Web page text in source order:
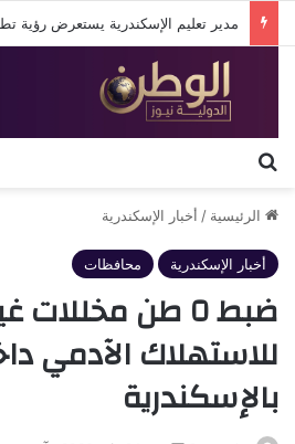
الرئيسية / أخبار الإسكندرية
أخبار الإسكندرية محافظات
ضبط ٥ طن
للاستهلاك الآدمي
بالإسكندرية